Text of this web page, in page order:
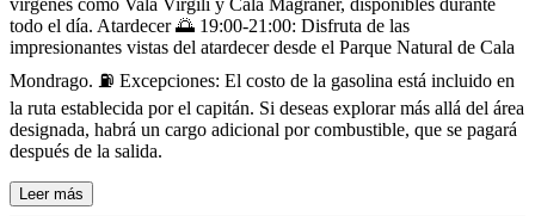
todo el día. Atardecer 🌅 19:00-21:00: Disfruta de las
impresionantes vistas del atardecer desde el Parque Natural de Cala
Mondrago. ⛽️ Excepciones: El costo de la gasolina está incluido en
la ruta establecida por el capitán. Si deseas explorar más allá del área
designada, habrá un cargo adicional por combustible, que se pagará
después de la salida.
Leer más